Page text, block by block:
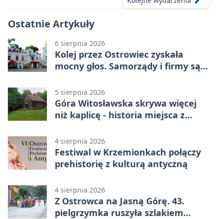
Ostatnie Artykuły
6 sierpnia 2026
Kolej przez Ostrowiec zyskała
mocny głos. Samorządy i firmy są
5 sierpnia 2026
Góra Witosławska skrywa więcej
niż kaplicę - historia miejsca z
4 sierpnia 2026
Festiwal w Krzemionkach połączy
prehistorię z kulturą antyczną
4 sierpnia 2026
Z Ostrowca na Jasną Górę. 43.
pielgrzymka ruszyła szlakiem